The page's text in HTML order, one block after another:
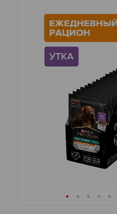
галереям
изображений